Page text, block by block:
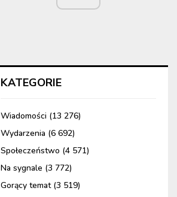
KATEGORIE
Wiadomości (13 276)
Wydarzenia (6 692)
Społeczeństwo (4 571)
Na sygnale (3 772)
Gorący temat(3 519)